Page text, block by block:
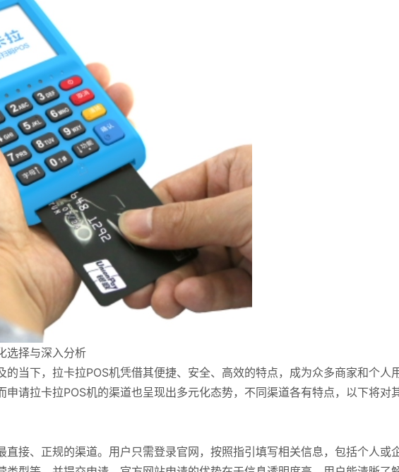
选择与深入分析
的当下，拉卡拉POS机凭借其便捷、安全、高效的特点，成为众多商家和个人
申请拉卡拉POS机的渠道也呈现出多元化态势，不同渠道各有特点，以下将对
直接、正规的渠道。用户只需登录官网，按照指引填写相关信息，包括个人或